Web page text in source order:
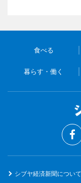
食べる
暮らす・働く
シブヤ経済新聞について